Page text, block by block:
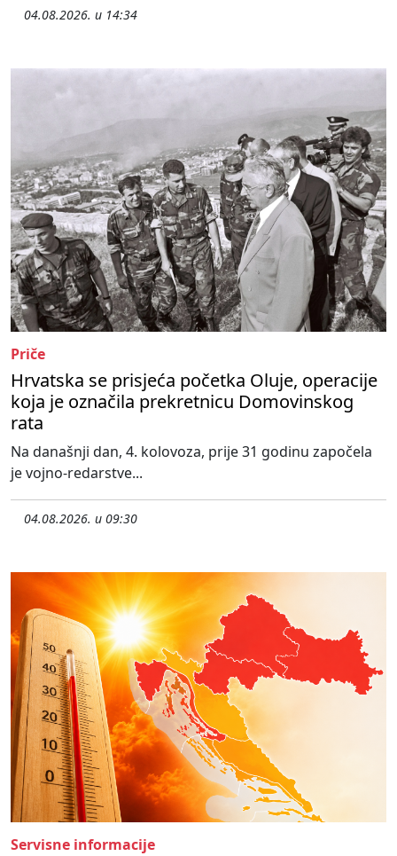
04.08.2026. u 14:34
Priče
Hrvatska se prisjeća početka Oluje, operacije
koja je označila prekretnicu Domovinskog
rata
Na današnji dan, 4. kolovoza, prije 31 godinu započela
je vojno-redarstve...
04.08.2026. u 09:30
Servisne informacije